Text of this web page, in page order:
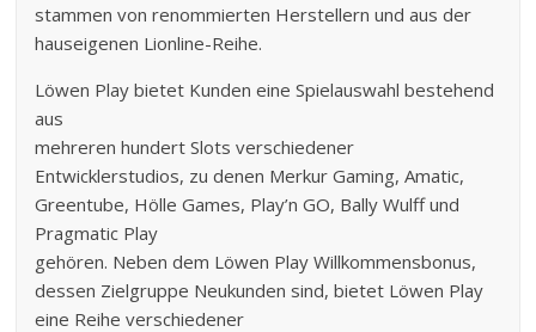
stammen von renommierten Herstellern und aus der
hauseigenen Lionline-Reihe.
Löwen Play bietet Kunden eine Spielauswahl bestehend
aus
mehreren hundert Slots verschiedener
Entwicklerstudios, zu denen Merkur Gaming, Amatic,
Greentube, Hölle Games, Play’n GO, Bally Wulff und
Pragmatic Play
gehören. Neben dem Löwen Play Willkommensbonus,
dessen Zielgruppe Neukunden sind, bietet Löwen Play
eine Reihe verschiedener